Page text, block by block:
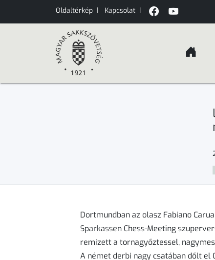
Oldaltérkép | Kapcsolat |
Dortmundban az olasz Fabiano
Sparkassen Chess-Meeting
remizett a tornagyőztessel,
A német derbi nagy csatában dőlt el